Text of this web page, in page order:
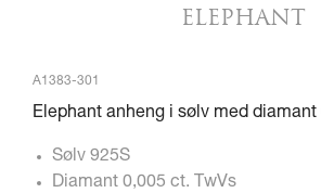
ELEPHANT
A1383-301
Elephant anheng i sølv med diamant
Sølv 925S
Diamant 0,005 ct. TwVs